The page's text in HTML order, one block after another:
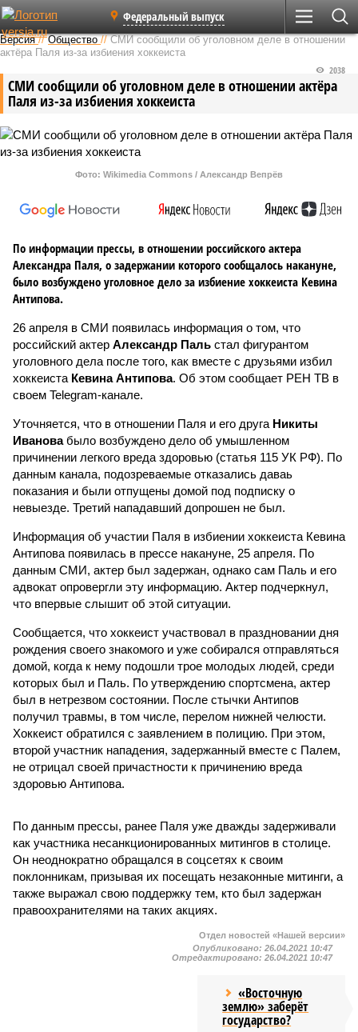
Федеральный выпуск
Версия //Общество //СМИ сообщили об уголовном деле в отношении
актёра Паля из-за избиения хоккеиста
СМИ сообщили об уголовном деле в отношении актёра
Паля из-за избиения хоккеиста
2038
Фото: Wikimedia Commons / Александр Вепрёв
По информации прессы, в отношении российского актера
Александра Паля, о задержании которого сообщалось накануне,
было возбуждено уголовное дело за избиение хоккеиста Кевина
Антипова.
26 апреля в СМИ появилась информация о том, что
российский актер Александр Паль стал фигурантом
уголовного дела после того, как вместе с друзьями избил
хоккеиста Кевина Антипова. Об этом сообщает РЕН ТВ в
своем Telegram-канале.
Уточняется, что в отношении Паля и его друга Никиты
Ивановабыло возбуждено дело об умышленном
причинении легкого вреда здоровью (статья 115 УК РФ). По
данным канала, подозреваемые отказались даваь
показания и были отпущены домой под подписку о
невыезде. Третий нападавший допрошен не был.
Информация об участии Паля в избиении хоккеиста Кевина
Антипова появилась в прессе накануне, 25 апреля. По
данным СМИ, актер был задержан, однако сам Паль и его
адвокат опровергли эту информацию. Актер подчеркнул,
что впервые слышит об этой ситуации.
Сообщается, что хоккеист участвовал в праздновании дня
рождения своего знакомого и уже собирался отправляться
домой, когда к нему подошли трое молодых людей, среди
которых был и Паль. По утверждению спортсмена, актер
был в нетрезвом состоянии. После стычки Антипов
получил травмы, в том числе, перелом нижней челюсти.
Хоккеист обратился с заявлением в полицию. При этом,
второй участник нападения, задержанный вместе с Палем,
не отрицал своей причастности к причинению вреда
здоровью Антипова.
По данным прессы, ранее Паля уже дважды задерживали
как участника несанкционированных митингов в столице.
Он неоднократно обращался в соцсетях к своим
поклонникам, призывая их посещать незаконные митинги, а
также выражал свою поддержку тем, кто был задержан
правоохранителями на таких акциях.
Отдел новостей «Нашей версии»
Опубликовано: 26.04.2021 10:47
Отредактировано: 26.04.2021 10:47
«Восточную
землю» заберёт
государство?